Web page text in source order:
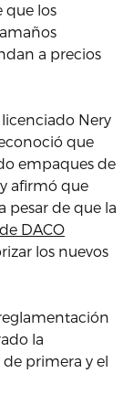
que los
a precios
Nery
que
empaques de
afirmó que
pesar de que la
DACO
los nuevos
la
primera y el